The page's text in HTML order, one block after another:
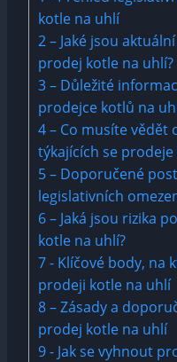
kotle na uhlí
2– Jaké jsou‍
prodej kotle na uhlí?
3– Důležité
prodejce kotlů‌ na
4– Co ⁤musíte vědět
týkajících ⁤se
5– Doporučené​
legislativních
6– ‍Jaká‌ jsou rizika
⁣kotle na uhlí?
7-‍ Klíčové‌ body, na
prodeji kotle ‍na uhlí
8– Zásady a
prodej kotle ​na uhlí
9-⁣ Jak se vyhnout